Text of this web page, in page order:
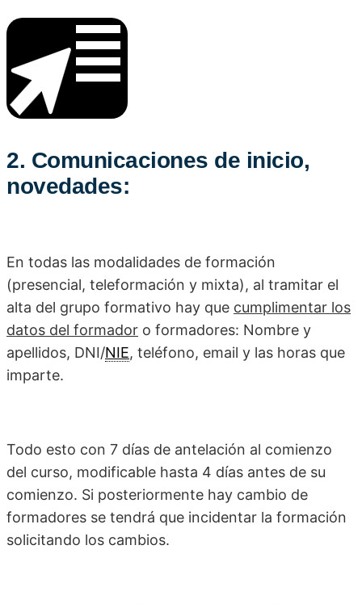
2. Comunicaciones de inicio,
novedades:
En todas las modalidades de formación
(presencial, teleformación y mixta), al tramitar el
alta del grupo formativo hay que cumplimentar los
datos del formador o formadores: Nombre y
apellidos, DNI/NIE, teléfono, email y las horas que
imparte.
Todo esto con 7 días de antelación al comienzo
del curso, modificable hasta 4 días antes de su
comienzo. Si posteriormente hay cambio de
formadores se tendrá que incidentar la formación
solicitando los cambios.